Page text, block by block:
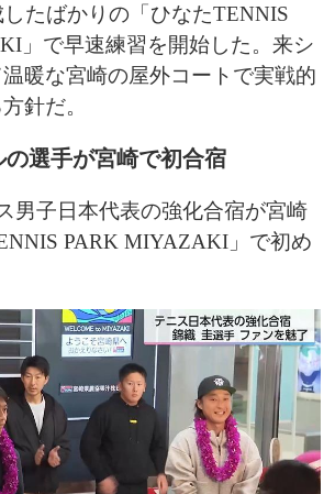
たばかりの「ひなたTENNIS
」で早速練習を開始した。来シ
暖な宮崎の屋外コートで実戦的
針だ。
の選手が宮崎で初合宿
男子日本代表の強化合宿が宮崎
PARK MIYAZAKI」で初め